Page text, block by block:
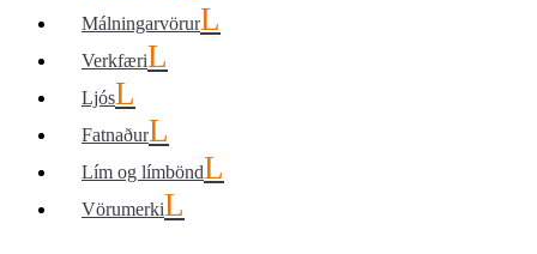
Málningarvörur
Verkfæri
Ljós
Fatnaður
Lím og límbönd
Vörumerki